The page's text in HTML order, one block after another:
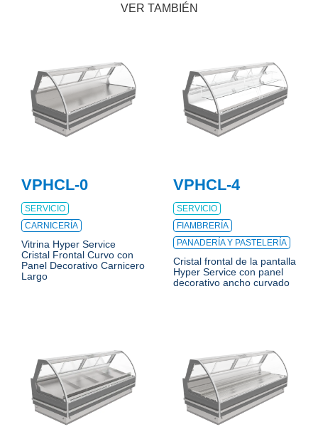
VER TAMBIÉN
VPHCL-0
SERVICIO
CARNICERÍA
Vitrina Hyper Service
Cristal Frontal Curvo con
Panel Decorativo Carnicero
Largo
VPHCL-4
SERVICIO
FIAMBRERÍA
PANADERÍA Y PASTELERÍA
Cristal frontal de la pantalla
Hyper Service con panel
decorativo ancho curvado